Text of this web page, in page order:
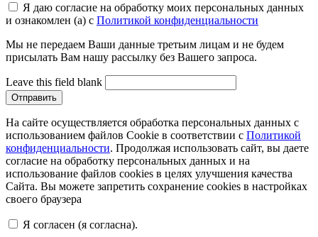
Я даю согласие на обработку моих персональных данных
и ознакомлен (а) с Политикой конфиденциальности
Мы не передаем Ваши данные третьим лицам и не будем
присылать Вам нашу рассылку без Вашего запроса.
Leave this field blank
На сайте осуществляется обработка персональных данных с
использованием файлов Cookie в соответствии с Политикой
конфиденциальности. Продолжая использовать сайт, вы даете
согласие на обработку персональных данных и на
использование файлов cookies в целях улучшения качества
Сайта. Вы можете запретить сохранение cookies в настройках
своего браузера
Я согласен (я согласна).